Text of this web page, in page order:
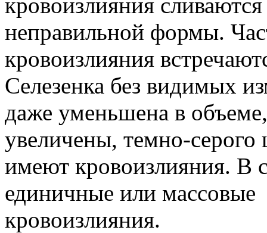
неправильной формы.
кровоизлияния
Селезенка без видимых
даже уменьшена в
увеличены, темно-серого
имеют кровоизлияния. В
единичные или массовые
кровоизлияния.